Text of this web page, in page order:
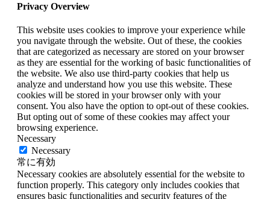
Privacy Overview
This website uses cookies to improve your experience while
you navigate through the website. Out of these, the cookies
that are categorized as necessary are stored on your browser
as they are essential for the working of basic functionalities of
the website. We also use third-party cookies that help us
analyze and understand how you use this website. These
cookies will be stored in your browser only with your
consent. You also have the option to opt-out of these cookies.
But opting out of some of these cookies may affect your
browsing experience.
Necessary
Necessary
常に有効
Necessary cookies are absolutely essential for the website to
function properly. This category only includes cookies that
ensures basic functionalities and security features of the